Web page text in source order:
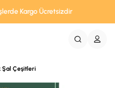
Kargo Ücretsizdir
Şal Çeşitleri